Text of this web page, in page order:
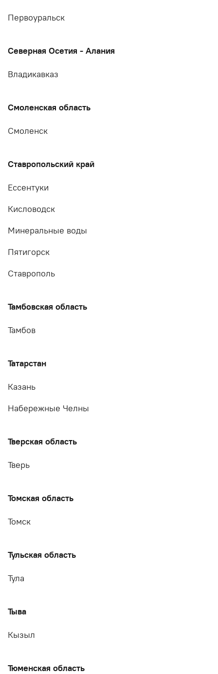
Первоуральск
Северная Осетия - Алания
Владикавказ
Смоленская область
Смоленск
Ставропольский край
Ессентуки
Кисловодск
Минеральные воды
Пятигорск
Ставрополь
Тамбовская область
Тамбов
Татарстан
Казань
Набережные Челны
Тверская область
Тверь
Томская область
Томск
Тульская область
Тула
Тыва
Кызыл
Тюменская область